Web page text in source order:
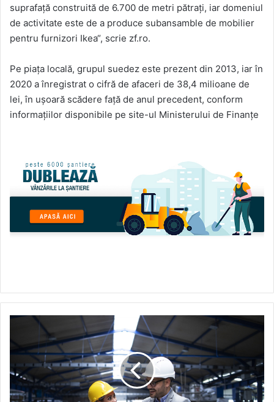
suprafaţă construită de 6.700 de metri pătraţi, iar domeniul
de activitate este de a produce subansamble de mobilier
pentru furnizori Ikea“, scrie zf.ro.
Pe piaţa locală, grupul suedez este prezent din 2013, iar în
2020 a înregistrat o cifră de afaceri de 38,4 milioane de
lei, în uşoară scădere faţă de anul precedent, conform
informaţiilor disponibile pe site-ul Ministerului de Finanţe
Necesar
pardoseli
o
hală
de